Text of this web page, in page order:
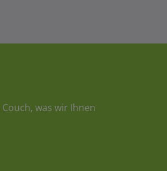
was wir Ihnen